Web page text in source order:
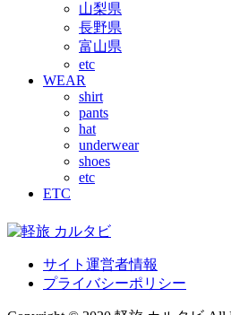
山梨県
長野県
富山県
etc
WEAR
shirt
pants
hat
underwear
shoes
etc
ETC
サイト運営者情報
プライバシーポリシー